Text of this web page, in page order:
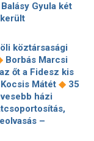
Gyula két
a
◆
turizmus:
a plasztikai
◆ 72 óra
perces tanórák
diákoknak,
az
köztársasági
Borbás Marcsi
őt a Fidesz kis
Mátét ◆ 35
házi
–